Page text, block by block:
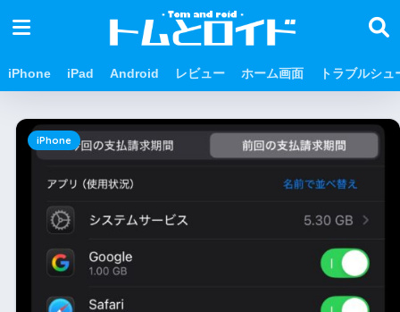
iPhone iPad Android レビュー ホーム画面 トラブルシュ
iPhone